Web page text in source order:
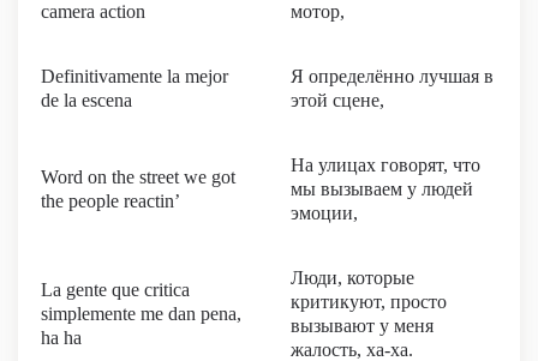
camera action
мотор,
Definitivamente la mejor
de la escena
Я определённо лучшая в
этой сцене,
Word on the street we got
the people reactin’
На улицах говорят, что
мы вызываем у людей
эмоции,
La gente que critica
simplemente me dan pena,
ha ha
Люди, которые
критикуют, просто
вызывают у меня
жалость, ха-ха.